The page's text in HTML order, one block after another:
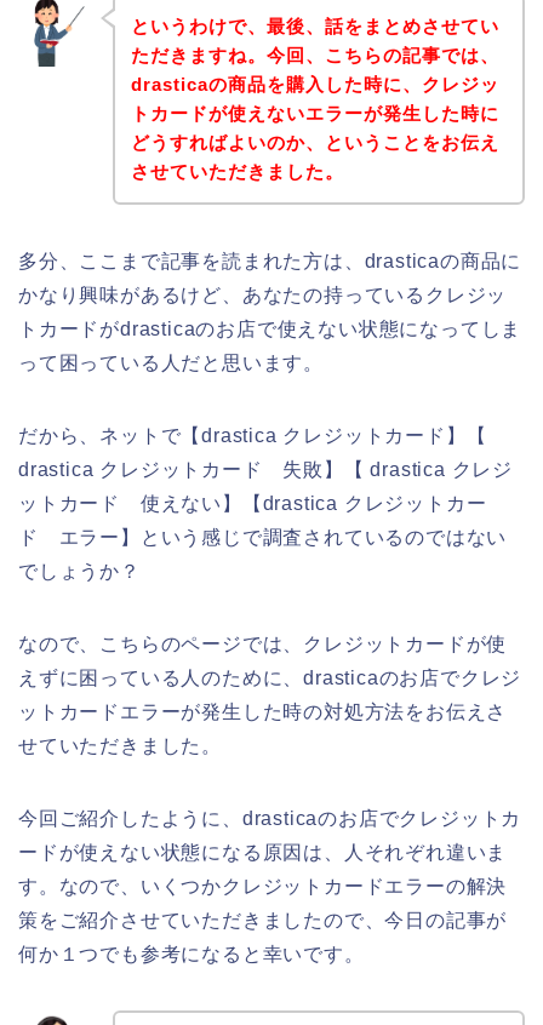
というわけで、最後、話をまとめさせてい
ただきますね。今回、こちらの記事では、
drasticaの商品を購入した時に、クレジッ
トカードが使えないエラーが発生した時に
どうすればよいのか、ということをお伝え
させていただきました。
多分、ここまで記事を読まれた方は、drasticaの商品に
かなり興味があるけど、あなたの持っているクレジッ
トカードがdrasticaのお店で使えない状態になってしま
って困っている人だと思います。
だから、ネットで【drastica クレジットカード】【
drastica クレジットカード 失敗】【 drastica クレジ
ットカード 使えない】【drastica クレジットカー
ド エラー】という感じで調査されているのではない
でしょうか？
なので、こちらのページでは、クレジットカードが使
えずに困っている人のために、drasticaのお店でクレジ
ットカードエラーが発生した時の対処方法をお伝えさ
せていただきました。
今回ご紹介したように、drasticaのお店でクレジットカ
ードが使えない状態になる原因は、人それぞれ違いま
す。なので、いくつかクレジットカードエラーの解決
策をご紹介させていただきましたので、今日の記事が
何か１つでも参考になると幸いです。